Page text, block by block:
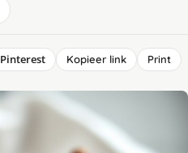
Pinterest Kopieer link Print